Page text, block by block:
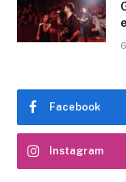
Facebook
Instagram